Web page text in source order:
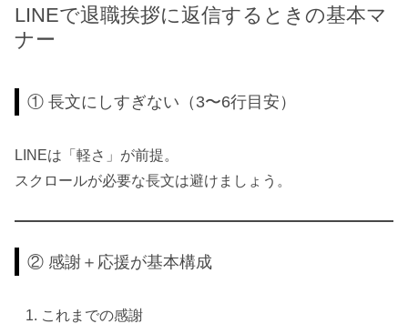
LINEで退職挨拶に返信するときの基本マ
ナー
① 長文にしすぎない（3〜6行目安）
LINEは「軽さ」が前提。
スクロールが必要な長文は避けましょう。
② 感謝＋応援が基本構成
これまでの感謝